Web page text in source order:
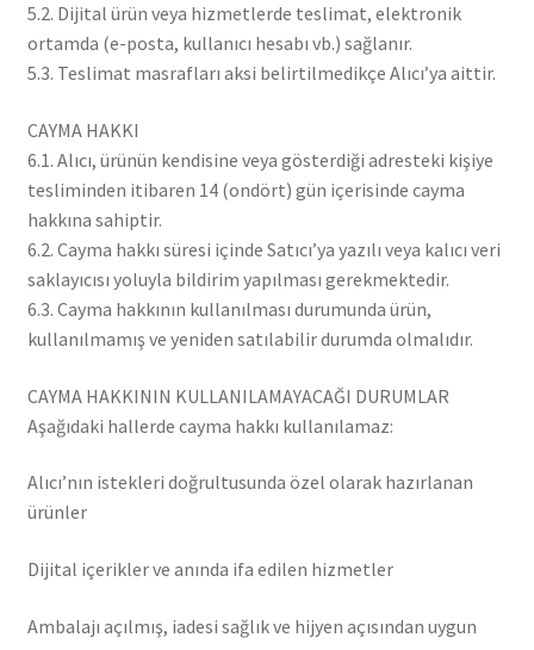
5.2. Dijital ürün veya hizmetlerde teslimat, elektronik
ortamda (e-posta, kullanıcı hesabı vb.) sağlanır.
5.3. Teslimat masrafları aksi belirtilmedikçe Alıcı’ya aittir.
CAYMA HAKKI
6.1. Alıcı, ürünün kendisine veya gösterdiği adresteki kişiye
tesliminden itibaren 14 (ondört) gün içerisinde cayma
hakkına sahiptir.
6.2. Cayma hakkı süresi içinde Satıcı’ya yazılı veya kalıcı veri
saklayıcısı yoluyla bildirim yapılması gerekmektedir.
6.3. Cayma hakkının kullanılması durumunda ürün,
kullanılmamış ve yeniden satılabilir durumda olmalıdır.
CAYMA HAKKININ KULLANILAMAYACAĞI DURUMLAR
Aşağıdaki hallerde cayma hakkı kullanılamaz:
Alıcı’nın istekleri doğrultusunda özel olarak hazırlanan
ürünler
Dijital içerikler ve anında ifa edilen hizmetler
Ambalajı açılmış, iadesi sağlık ve hijyen açısından uygun